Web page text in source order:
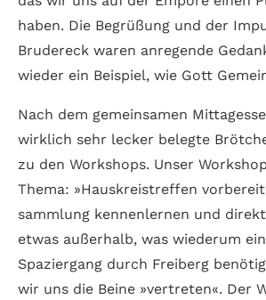
haben. Die Begrü­ßung und der
Bruder­eck waren anre­gende
wieder ein Beispiel, wie Gott
Nach dem gemeinsamen
wirklich sehr lecker belegte
zu den Works­hops. Unser
Thema: »Haus­kreis­treffen
sammlung kennen­lernen und
etwas außer­halb, was wiederum
Spazier­gang durch Frei­berg
wir uns die Beine »vertreten«. Der